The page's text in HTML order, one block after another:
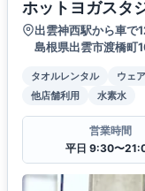
ホットヨガスタ
出雲神西駅から車で
島根県出雲市渡橋町
タオルレンタル ウェ
他店舗利用
水素水
営業時間
平日 9:30〜